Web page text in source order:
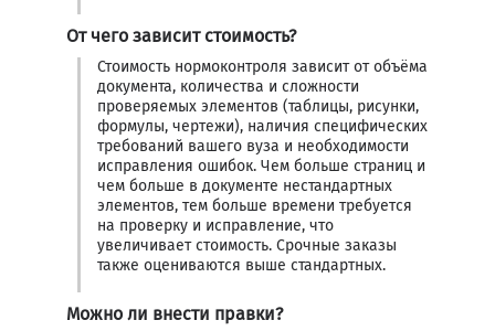
От чего зависит стоимость?
Стоимость нормоконтроля зависит от объёма
документа, количества и сложности
проверяемых элементов (таблицы, рисунки,
формулы, чертежи), наличия специфических
требований вашего вуза и необходимости
исправления ошибок. Чем больше страниц и
чем больше в документе нестандартных
элементов, тем больше времени требуется
на проверку и исправление, что
увеличивает стоимость. Срочные заказы
также оцениваются выше стандартных.
Можно ли внести правки?